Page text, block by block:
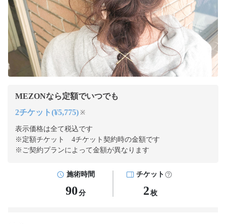
MEZONなら定額でいつでも
2チケット(¥5,775) ※
表示価格は全て税込です
※定額チケット 4チケット契約時の金額です
※ご契約プランによって金額が異なります
施術時間
90 分
チケット
2 枚